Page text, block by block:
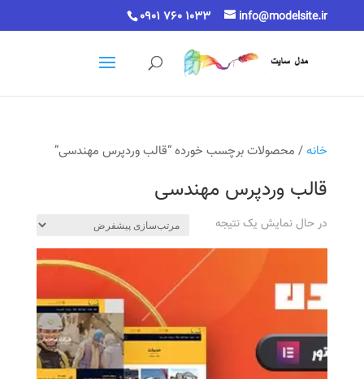
0901 760 1033 info@modelsite.ir
خانه/ محصولات برچسب خورده “قالب وردپرس مهندسی”
قالب وردپرس مهندسی
در حال نمایش یک نتیجه